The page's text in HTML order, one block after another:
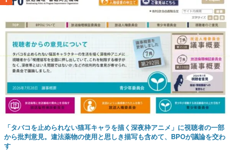
「タバコを止められない猫耳キャラを描く深夜枠アニメ」に視聴者の一部
から批判意見。違法薬物の使用と思しき描写も含めて、BPOが議論を交わ
す